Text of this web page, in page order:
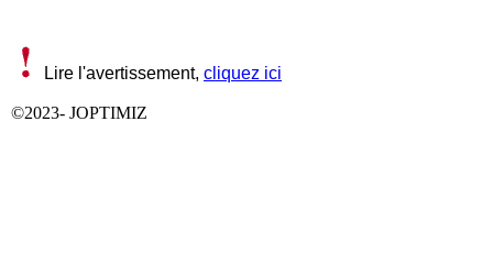
Lire l'avertissement, cliquez ici
©2023- JOPTIMIZ